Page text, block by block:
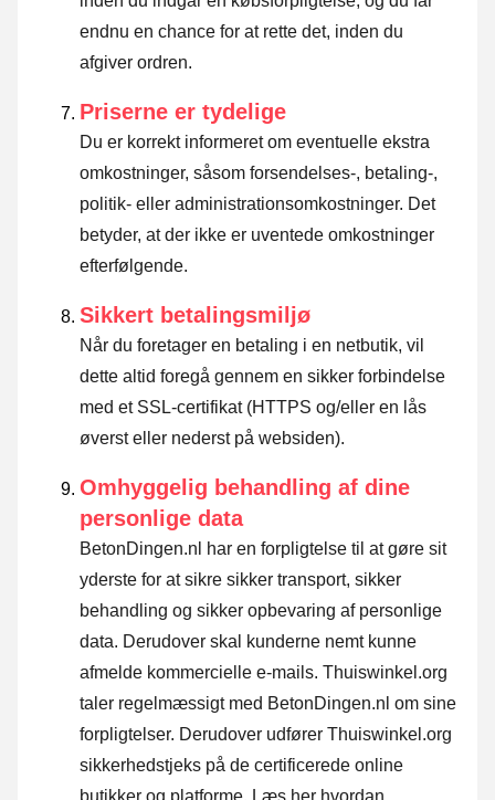
endnu en chance for at rette det, inden du
afgiver ordren.
Priserne er tydelige
Du er korrekt informeret om eventuelle ekstra
omkostninger, såsom forsendelses-, betaling-,
politik- eller administrationsomkostninger. Det
betyder, at der ikke er uventede omkostninger
efterfølgende.
Sikkert betalingsmiljø
Når du foretager en betaling i en netbutik, vil
dette altid foregå gennem en sikker forbindelse
med et SSL-certifikat (HTTPS og/eller en lås
øverst eller nederst på websiden).
Omhyggelig behandling af dine
personlige data
BetonDingen.nl har en forpligtelse til at gøre sit
yderste for at sikre sikker transport, sikker
behandling og sikker opbevaring af personlige
data. Derudover skal kunderne nemt kunne
afmelde kommercielle e-mails. Thuiswinkel.org
taler regelmæssigt med BetonDingen.nl om sine
forpligtelser. Derudover udfører Thuiswinkel.org
sikkerhedstjeks på de certificerede online